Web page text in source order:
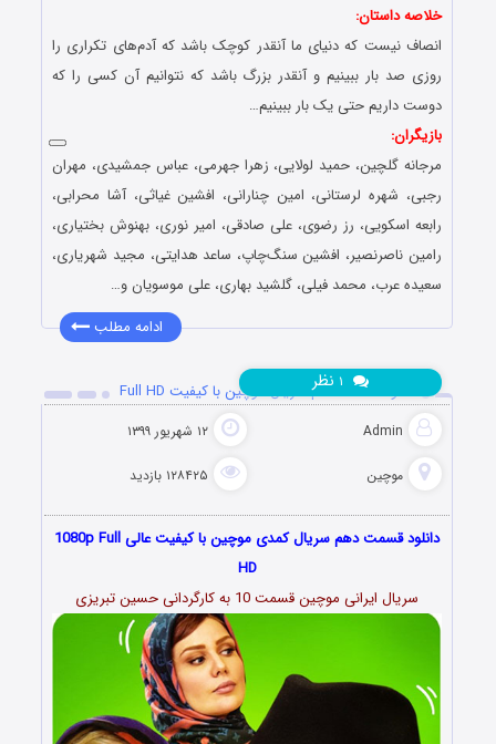
خلاصه داستان:
انصاف نیست که دنیای ما آنقدر کوچک باشد که آدم‌های تکراری را
روزی صد بار ببینیم و آنقدر بزرگ باشد که نتوانیم آن کسی را که
دوست داریم حتی یک بار ببینیم…
بازیگران:
مرجانه گلچین، حمید لولایی، زهرا جهرمی، عباس جمشیدی، مهران
رجبی، شهره لرستانی، امین چنارانی، افشین غیاثی، آشا محرابی،
رابعه اسکویی، رز رضوی، علی صادقی، امیر نوری، بهنوش بختیاری،
رامین ناصرنصیر، افشین سنگ‌چاپ، ساعد هدایتی، مجید شهریاری،
سعیده عرب، محمد فیلی، گلشید بهاری، علی موسویان و…
ادامه مطلب
دانلود قسمت دهم سریال موچین با کیفیت Full HD
Admin ۱۲ شهریور ۱۳۹۹
موچین ۱۲۸۴۲۵ بازدید
نظر
دانلود قسمت دهم سریال کمدی موچین با کیفیت عالی 1080p Full
HD
سریال ایرانی موچین قسمت 10 به کارگردانی حسین تبریزی